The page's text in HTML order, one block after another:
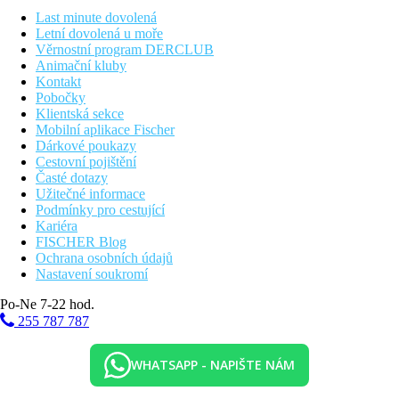
3 osob, výhled na bazén. Není zde místo pro dětskou
postýlku.
Rodinný pokoj:pokoj s palandou. Není zde místo pro
dětskou postýlku. Max. pro 3 dospělé osoby nebo 2
dospělé osoby a 2děti.
Rodinný pokoj výhled bazén:
na bazén. Není zde místo pro dětskou postýlku. Max. pro
3 dospělé osoby nebo 2 dospělé osoby a 2děti.
Junior Suita:
rozkládací pohovkou vybavenou běžnou matrací, kávovar
a kávovar Nespresso. Možnost ubytování až 3 osob.
Junior Suita s výhledem na bazén:
pokoj s dvoulůžkem a rozkládací pohovkou vybavenou
běžnou matrací, kávovar a kávovar Nespresso. Možnost
ubytování až 3 osob. Výhled bazén.
Mezonet s výhledem do zahrady:
pokoj s hlavní ložnicí a druhou ložnicí, která je vybavena
kde se může ubytovat 3. a 4. osoba, a koupelna.
Možnost ubytovat 2-4 osoby
Dlouhá písečno-oblázková pláž cca 150 m (lehátka a
slunečníky zdarma)
Last minute dovolená
Letní dovolená u moře
Věrnostní program DERCLUB
Animační kluby
Kontakt
Pobočky
Klientská sekce
Mobilní aplikace Fischer
Dárkové poukazy
Cestovní pojištění
Časté dotazy
Užitečné informace
Podmínky pro cestující
Kariéra
FISCHER Blog
Ochrana osobních údajů
Nastavení soukromí
Po-Ne 7-22 hod.
255 787 787
WHATSAPP - NAPIŠTE NÁM